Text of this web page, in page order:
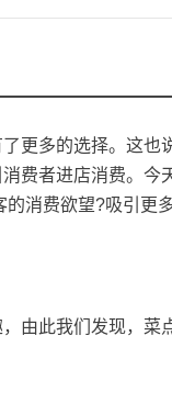
更多的选择。这也
费者进店消费。今
消费欲望?吸引更
此我们发现，菜